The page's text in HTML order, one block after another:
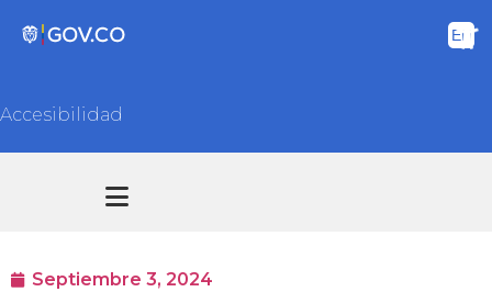
Accesibilidad
Septiembre 3, 2024